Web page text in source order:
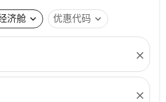
济舱 expand_more 优惠代码 expand_more
close
close